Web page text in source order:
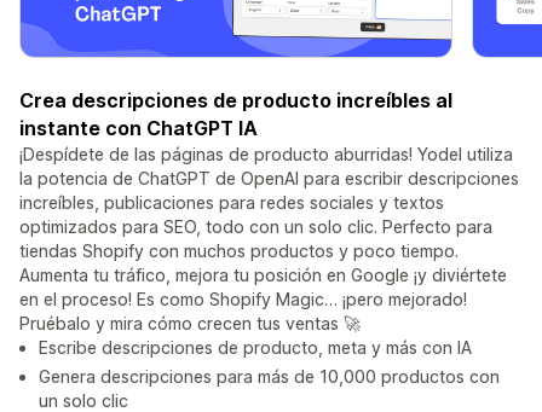
Crea descripciones de producto increíbles al
instante con ChatGPT IA
¡Despídete de las páginas de producto aburridas! Yodel utiliza
la potencia de ChatGPT de OpenAI para escribir descripciones
increíbles, publicaciones para redes sociales y textos
optimizados para SEO, todo con un solo clic. Perfecto para
tiendas Shopify con muchos productos y poco tiempo.
Aumenta tu tráfico, mejora tu posición en Google ¡y diviértete
en el proceso! Es como Shopify Magic… ¡pero mejorado!
Pruébalo y mira cómo crecen tus ventas 🚀
Escribe descripciones de producto, meta y más con IA
Genera descripciones para más de 10,000 productos con
un solo clic